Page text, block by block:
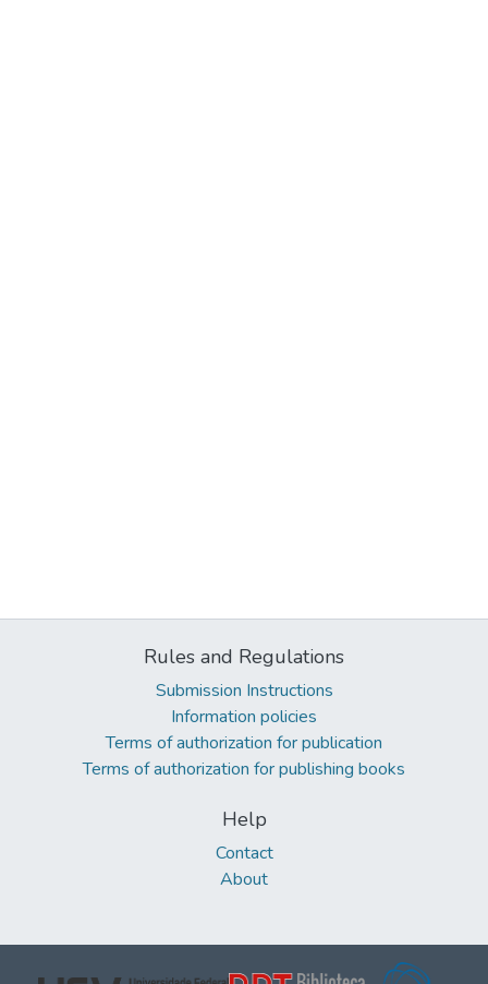
Rules and Regulations
Submission Instructions
Information policies
Terms of authorization for publication
Terms of authorization for publishing books
Help
Contact
About